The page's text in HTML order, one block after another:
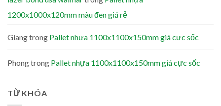
1200x1000x120mm màu đen giá rẻ
Giangtrong Pallet nhựa 1100x1100x150mm giá cực sốc
Phongtrong Pallet nhựa 1100x1100x150mm giá cực sốc
TỪ KHÓA